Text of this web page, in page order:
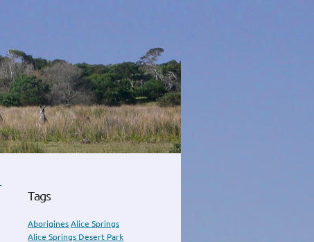
Tags
Aborigines Alice Springs
Alice Springs Desert Park